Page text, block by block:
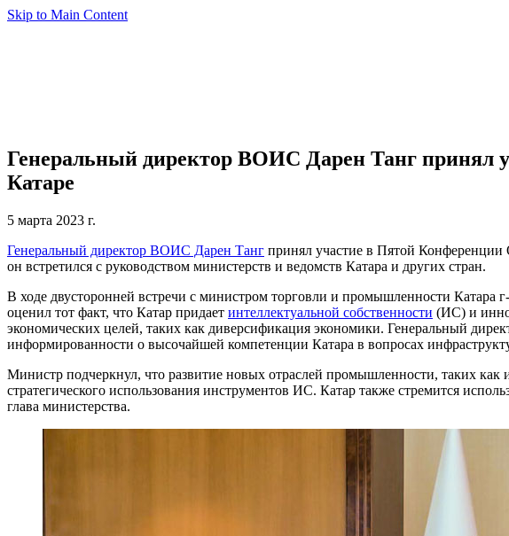
Skip to Main Content
Генеральный директор ВОИС Дарен Танг принял
Катаре
5 марта 2023 г.
Генеральный директор ВОИС Дарен Танг принял участие в Пятой Конференции
он встретился с руководством министерств и ведомств Катара и других стран.
В ходе двусторонней встречи с министром торговли и промышленности
оценил тот факт, что Катар придает интеллектуальной собственности (ИС) и
экономических целей, таких как диверсификация экономики. Генеральный
информированности о высочайшей компетенции Катара в вопросах
Министр подчеркнул, что развитие новых отраслей промышленности, таких
стратегического использования инструментов ИС. Катар также стремится
глава министерства.